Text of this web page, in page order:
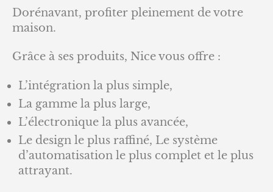
Dorénavant, profiter pleinement de votre
maison.
Grâce à ses produits, Nice vous offre :
L’intégration la plus simple,
La gamme la plus large,
L’électronique la plus avancée,
Le design le plus raffiné, Le système
d’automatisation le plus complet et le plus
attrayant.